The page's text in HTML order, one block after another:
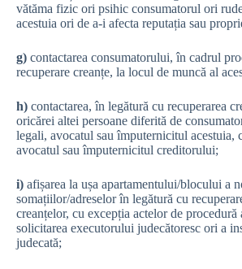
vătăma fizic ori psihic consumatorul ori
acestuia ori de a-i afecta reputația sau
g) contactarea consumatorului, în cadrul
recuperare creanțe, la locul de muncă al
h) contactarea, în legătură cu recuperarea
oricărei altei persoane diferită de
legali, avocatul sau împuternicitul acestuia,
avocatul sau împuternicitul creditorului;
i) afișarea la ușa apartamentului/blocului a
somațiilor/adreselor în legătură cu
creanțelor, cu excepția actelor de procedură
solicitarea executorului judecătoresc ori a
judecată;